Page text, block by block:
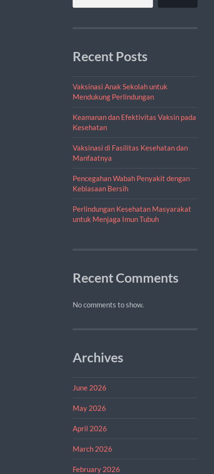
Recent Posts
Vaksinasi Anak Sekolah untuk
Mendukung Perlindungan
Keamanan dan Efektivitas Vaksin pada
Kesehatan
Vaksinasi di Fasilitas Kesehatan dan
Manfaatnya
Pencegahan Wabah Penyakit dengan
Kebiasaan Bersih
Perlindungan Kesehatan Masyarakat
untuk Menjaga Imun Tubuh
Recent Comments
No comments to show.
Archives
June 2026
May 2026
April 2026
March 2026
February 2026